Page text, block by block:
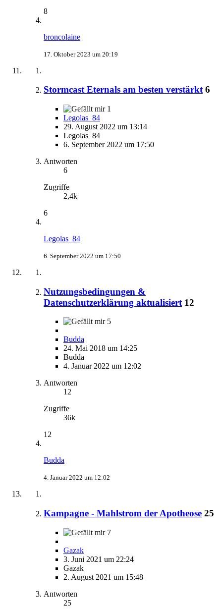
8
broncolaine
17. Oktober 2023 um 20:19
Stormcast Eternals am besten verstärkt 6
1
Legolas_84
29. August 2022 um 13:14
Legolas_84
6. September 2022 um 17:50
Antworten
6
Zugriffe
2,4k
6
Legolas_84
6. September 2022 um 17:50
Nutzungsbedingungen &
Datenschutzerklärung aktualisiert 12
5
Budda
24. Mai 2018 um 14:25
Budda
4. Januar 2022 um 12:02
Antworten
12
Zugriffe
36k
12
Budda
4. Januar 2022 um 12:02
Kampagne - Mahlstrom der Apotheose 25
7
Gazak
3. Juni 2021 um 22:24
Gazak
2. August 2021 um 15:48
Antworten
25